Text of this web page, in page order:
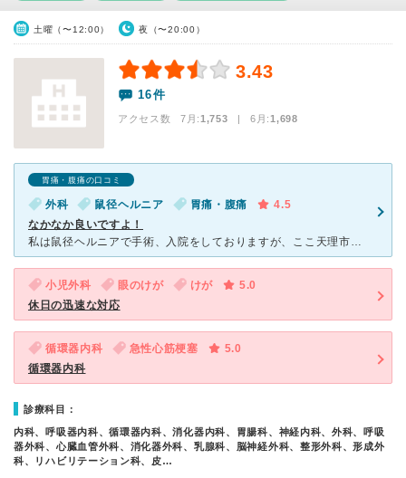
土曜（〜12:00） 夜（〜20:00）
3.43
16件
アクセス数 7月:1,753 | 6月:1,698
胃痛・腹痛の口コミ
外科 鼠径ヘルニア 胃痛・腹痛
4.5
なかなか良いですよ！
私は鼠径ヘルニアで手術、入院をしておりますが、ここ天理市にある高井病院は他の悪評な口コミとは違っていて大変すばらしい病院です!! 外科の医師しか知りませんが鶴井医師、巽医師共に若くイケメンで、１患者
小児外科 眼のけが けが
5.0
休日の迅速な対応
循環器内科 急性心筋梗塞
5.0
循環器内科
診療科目：
内科、呼吸器内科、循環器内科、消化器内科、胃腸科、神経内科、外科、呼吸
器外科、心臓血管外科、消化器外科、乳腺科、脳神経外科、整形外科、形成外
科、リハビリテーション科、皮…